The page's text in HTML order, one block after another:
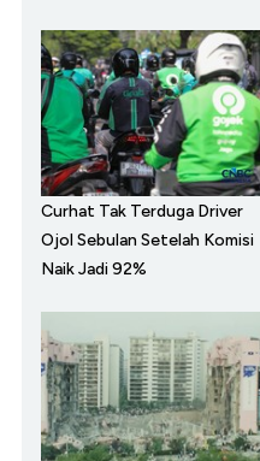
Curhat Tak Terduga Driver
Ojol Sebulan Setelah Komisi
Naik Jadi 92%